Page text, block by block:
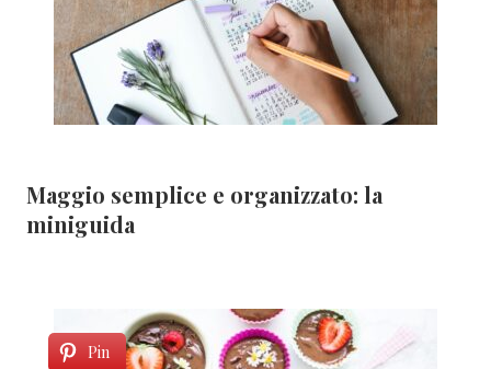
Maggio semplice e organizzato: la
miniguida
Pin